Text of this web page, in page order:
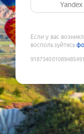
Если у вас
воспользуйтесь